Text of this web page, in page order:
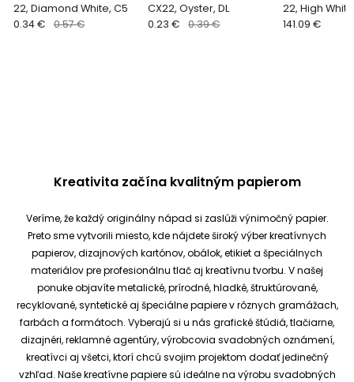
22, Diamond White, C5
0.34 € 0.57 €
CX22, Oyster, DL
0.23 € 0.39 €
22, High
balenie 500ks
141.09 €
Kreativita začína kvalitným papierom
Veríme, že každý originálny nápad si zaslúži výnimočný papier.
Preto sme vytvorili miesto, kde nájdete široký výber kreatívnych
papierov, dizajnových kartónov, obálok, etikiet a špeciálnych
materiálov pre profesionálnu tlač aj kreatívnu tvorbu. V našej
ponuke objavíte metalické, prírodné, hladké, štruktúrované,
recyklované, syntetické aj špeciálne papiere v rôznych gramážach,
farbách a formátoch. Vyberajú si u nás grafické štúdiá, tlačiarne,
dizajnéri, reklamné agentúry, výrobcovia svadobných oznámení,
kreatívci aj všetci, ktorí chcú svojim projektom dodať jedinečný
vzhľad. Naše kreatívne papiere sú ideálne na výrobu svadobných